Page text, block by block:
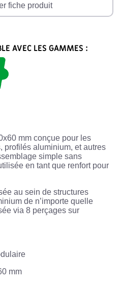
fiche produit
AVEC LES GAMMES :
mm conçue pour les
profilés aluminium, et autres
simple sans
en tant que renfort pour
au sein de structures
de n’importe quelle
via 8 perçages sur
mm